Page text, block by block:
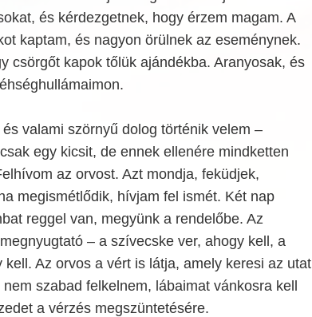
és kérdezgetnek, hogy érzem magam. A
kaptam, és nagyon örülnek az eseménynek.
csörgőt kapok tőlük ajándékba. Aranyosak, és
valami szörnyű dolog történik velem –
egy kicsit, de ennek ellenére mindketten
az orvost. Azt mondja, feküdjek,
megismétlődik, hívjam fel ismét. Két nap
reggel van, megyünk a rendelőbe. Az
– a szívecske ver, ahogy kell, a
kell. Az orvos a vért is látja, amely keresi az utat
szabad felkelnem, lábaimat vánkosra kell
a vérzés megszüntetésére.